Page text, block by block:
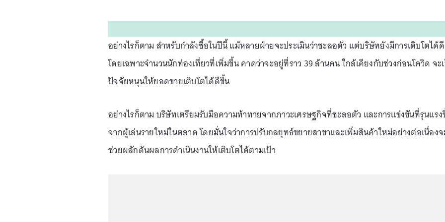
อย่างไรก็ตาม สำหรับกำลังซื้อในปีนี้ แม้หลายฝ่ายจะประเมินว่าชะลอตัว แต่บริษัทยังมีการเติบโตได้ดี
โดยเฉพาะจำนวนนักท่องเที่ยวที่เพิ่มขึ้น คาดว่าจะอยู่ที่ราว 39 ล้านคน ใกล้เคียงกับช่วงก่อนโควิด จะ
ปัจจัยหนุนให้ยอดขายเติบโตได้ดีขึ้น
อย่างไรก็ตาม บริษัทเตรียมรับมือความท้าทายจากภาวะเศรษฐกิจที่ชะลอตัว และการแข่งขันที่รุนแร
จากผู้เล่นรายใหม่ในตลาด โดยมั่นใจว่าการปรับกลยุทธ์ขยายสาขาและเพิ่มสินค้าใหม่อย่างต่อเนื่อง
ช่วยผลักดันผลการดำเนินงานให้เติบโตได้ตามเป้า